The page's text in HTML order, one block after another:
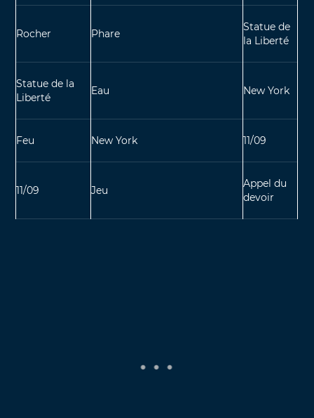
Rocher Phare
Statue de
la Liberté
Statue de la
Liberté
Eau New York
Feu New York 11/09
11/09 Jeu
Appel du
devoir